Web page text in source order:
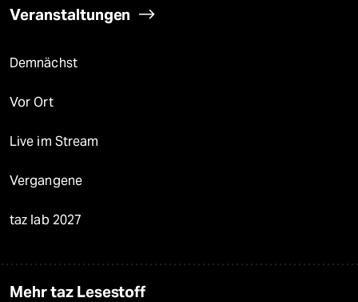
Veranstaltungen
Demnächst
Vor Ort
Live im Stream
Vergangene
taz lab 2027
Mehr taz Lesestoff